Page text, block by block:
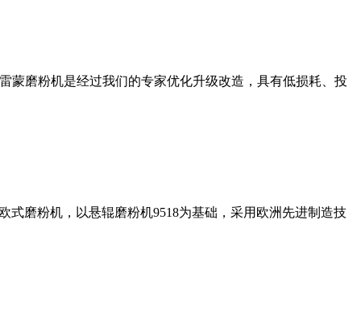
蒙磨粉机是经过我们的专家优化升级改造，具有低损耗、投
磨粉机，以悬辊磨粉机9518为基础，采用欧洲先进制造技